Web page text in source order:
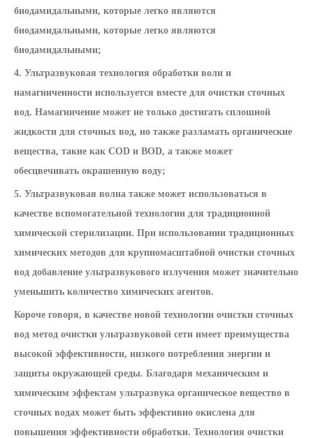
биодамидальными, которые легко являются
биодамидальными, которые легко являются
биодамидальными;
4. Ультразвуковая технология обработки волн и
намагниченности используется вместе для очистки сточных
вод. Намагничение может не только достигать сплошной
жидкости для сточных вод, но также разламать органические
вещества, такие как COD и BOD, а также может
обесцвечивать окрашенную воду;
5. Ультразвуковая волна также может использоваться в
качестве вспомогательной технологии для традиционной
химической стерилизации. При использовании традиционных
химических методов для крупномасштабной очистки сточных
вод добавление ультразвукового излучения может значительно
уменьшить количество химических агентов.
Короче говоря, в качестве новой технологии очистки сточных
вод метод очистки ультразвуковой сети имеет преимущества
высокой эффективности, низкого потребления энергии и
защиты окружающей среды. Благодаря механическим и
химическим эффектам ультразвука органическое вещество в
сточных водах может быть эффективно окислена для
повышения эффективности обработки. Технология очистки